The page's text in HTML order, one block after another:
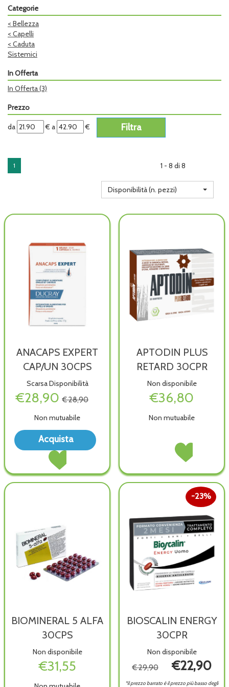
Categorie
< Bellezza
< Capelli
< Caduta
Sistemici
In Offerta
In Offerta(3)
Prezzo
filtra
da
da €
filtra
a
a €
1 1 - 8 di 8
Disponibilità (n. pezzi)
ANACAPS EXPERT
CAP/UN 30CPS
Scarsa Disponibilità
€28,90 € 28,90
Non mutuabile
Acquista
Acquista ANACAPS
CAP/UN
30CPS al
30CPS alla
wishlist
APTODIN PLUS
RETARD 30CPR
Non disponibile
€36,80
Non mutuabile
APTODIN
30CPR non
Acquista
PLUS
30CPR alla
wishlist
BIOMINERAL 5 ALFA
30CPS
Non disponibile
€31,55
BIOSCALIN ENERGY
30CPR
Non disponibile
23%
€ 29,90 €22,90
*il prezzo barrato è il prezzo più basso degli